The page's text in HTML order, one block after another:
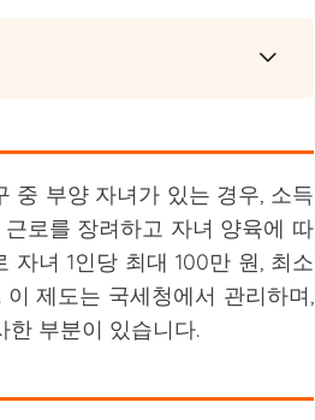
중 부양 자녀가 있는 경우, 소득
로를 장려하고 자녀 양육에 따
녀 1인당 최대 100만 원, 최소
제도는 국세청에서 관리하며,
한 부분이 있습니다.